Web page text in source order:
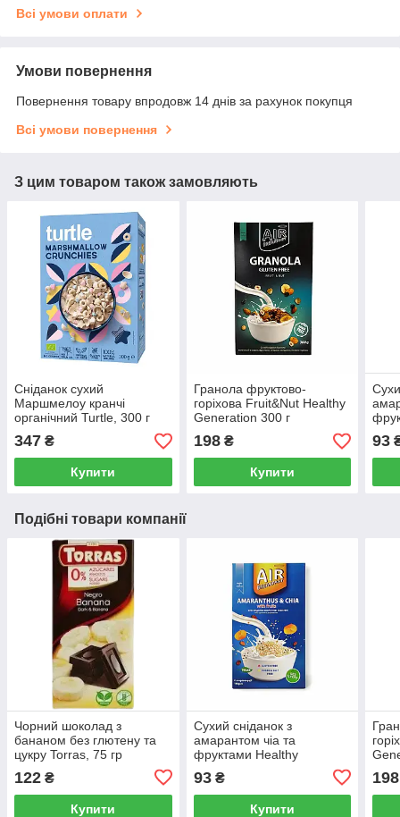
Всі умови оплати
Умови повернення
Повернення товару впродовж 14 днів за рахунок покупця
Всі умови повернення
З цим товаром також замовляють
Сніданок сухий
Маршмелоу кранчі
органічний Turtle, 300 г
347 ₴
Купити
Гранола фруктово-
горіхова Fruit&Nut Healthy
Generation 300 г
198₴
Купити
140
93
Подібні товари компанії
Чорний шоколад з
бананом без глютену та
цукру Torras, 75 гр
122 ₴
Купити
Сухий сніданок з
амарантом чіа та
фруктами Healthy
Generation AIR Breakfast
140 г
93₴
Купити
198